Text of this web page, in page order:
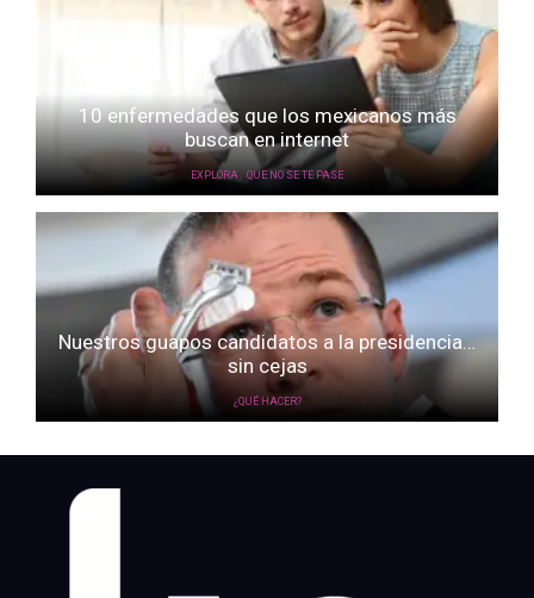
10 enfermedades que los mexicanos más
buscan en internet
EXPLORA,QUE NO SE TE PASE
Nuestros guapos candidatos a la presidencia…
sin cejas
¿QUÉ HACER?